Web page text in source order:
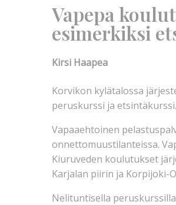
Vapepa
esimerkiksi
Kirsi Haapea
Korvikon kylätalossa
peruskurssi ja
Vapaaehtoinen
onnettomuustilanteissa.
Kiuruveden koulutukset
Karjalan piirin ja Korpijoki-
Nelituntisella